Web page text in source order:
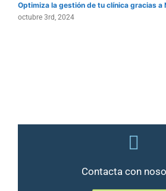
Optimiza la gestión de tu clínica gracias a
octubre 3rd, 2024
Contacta con